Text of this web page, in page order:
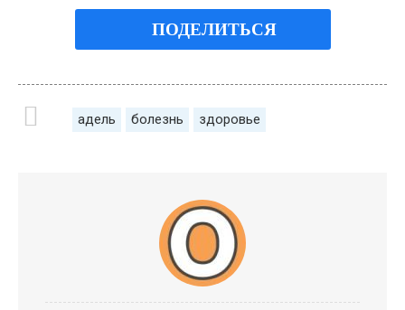
ПОДЕЛИТЬСЯ
адель болезнь здоровье